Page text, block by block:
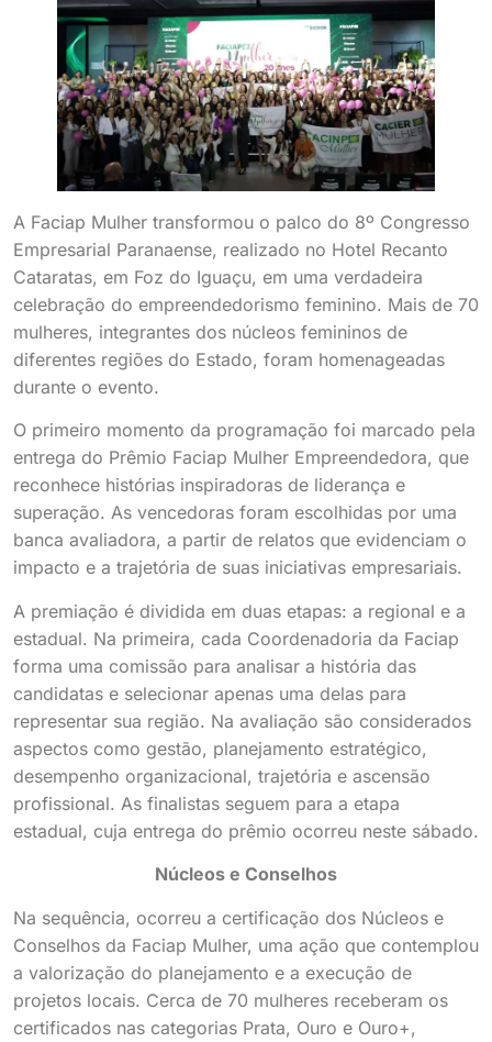
A Faciap Mulher transformou o palco do 8º Congresso
Empresarial Paranaense, realizado no Hotel Recanto
Cataratas, em Foz do Iguaçu, em uma verdadeira
celebração do empreendedorismo feminino. Mais de 70
mulheres, integrantes dos núcleos femininos de
diferentes regiões do Estado, foram homenageadas
durante o evento.
O primeiro momento da programação foi marcado pela
entrega do Prêmio Faciap Mulher Empreendedora, que
reconhece histórias inspiradoras de liderança e
superação. As vencedoras foram escolhidas por uma
banca avaliadora, a partir de relatos que evidenciam o
impacto e a trajetória de suas iniciativas empresariais.
A premiação é dividida em duas etapas: a regional e a
estadual. Na primeira, cada Coordenadoria da Faciap
forma uma comissão para analisar a história das
candidatas e selecionar apenas uma delas para
representar sua região. Na avaliação são considerados
aspectos como gestão, planejamento estratégico,
desempenho organizacional, trajetória e ascensão
profissional. As finalistas seguem para a etapa
estadual, cuja entrega do prêmio ocorreu neste sábado.
Núcleos e Conselhos
Na sequência, ocorreu a certificação dos Núcleos e
Conselhos da Faciap Mulher, uma ação que contemplou
a valorização do planejamento e a execução de
projetos locais. Cerca de 70 mulheres receberam os
certificados nas categorias Prata, Ouro e Ouro+,